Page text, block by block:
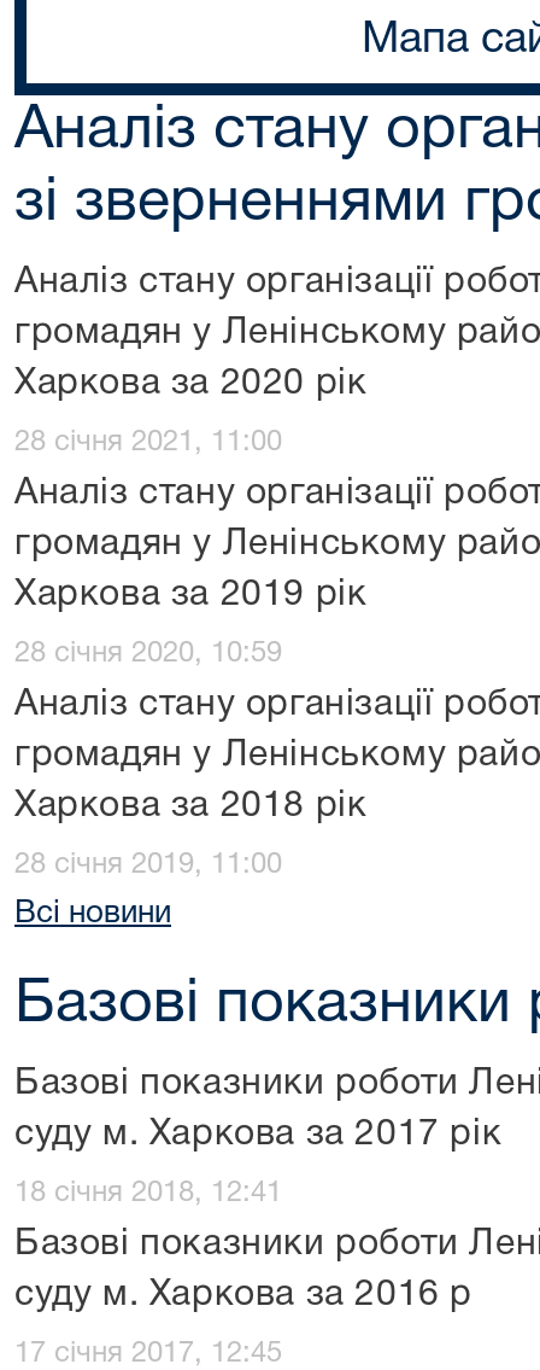
Мапа
Аналіз стану
зі зверненнями
Аналіз стану організації
громадян у Ленінському
Харкова за 2020 рік
28 січня 2021, 11:00
Аналіз стану організації
громадян у Ленінському
Харкова за 2019 рік
28 січня 2020, 10:59
Аналіз стану організації
громадян у Ленінському
Харкова за 2018 рік
28 січня 2019, 11:00
Всі новини
Базові показники
Базові показники роботи
суду м. Харкова за 2017 рік
18 січня 2018, 12:41
Базові показники роботи
суду м. Харкова за 2016 р
17 січня 2017, 12:45